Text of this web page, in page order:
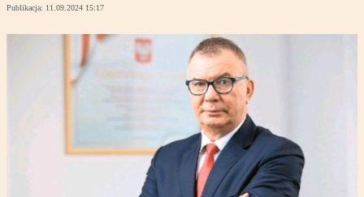
Publikacja: 11.09.2024 15:17